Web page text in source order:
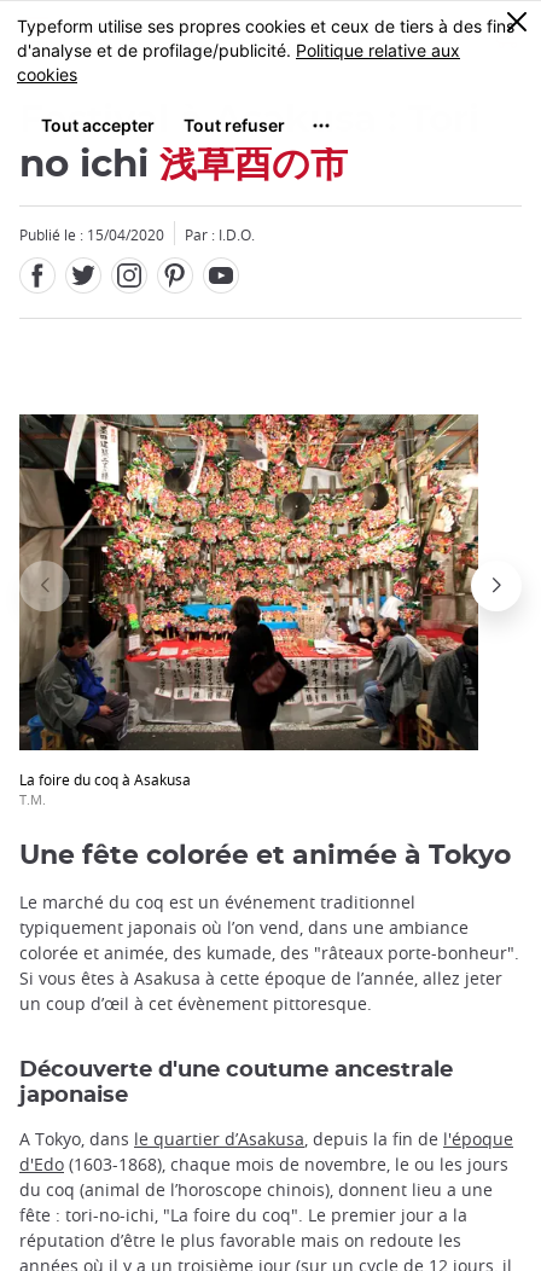
Skip
to
main
MENU
0
Festival à Asakusa : Tori
no ichi 浅草酉の市
Publié le : 15/04/2020 Par : I.D.O.
La foire du coq à Asakusa
T.M.
Fermer
Une fête colorée et animée à Tokyo
Le marché du coq est un événement traditionnel
typiquement japonais où l’on vend, dans une ambiance
colorée et animée, des kumade, des "râteaux porte-bonheur".
Si vous êtes à Asakusa à cette époque de l’année, allez jeter
un coup d’œil à cet évènement pittoresque.
Découverte d'une coutume ancestrale
japonaise
A Tokyo, dans le quartier d’Asakusa, depuis la fin de l'époque
d'Edo (1603-1868), chaque mois de novembre, le ou les jours
du coq (animal de l’horoscope chinois), donnent lieu a une
fête : tori-no-ichi, "La foire du coq". Le premier jour a la
réputation d’être le plus favorable mais on redoute les
années où il y a un troisième jour (sur un cycle de 12 jours, il